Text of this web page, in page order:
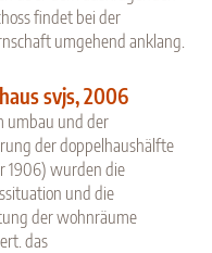
findet bei der
umgehend anklang.
svjs, 2006
umbau und der
der doppelhaushälfte
1906) wurden die
und die
der wohnräume
das